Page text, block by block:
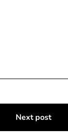
Next post